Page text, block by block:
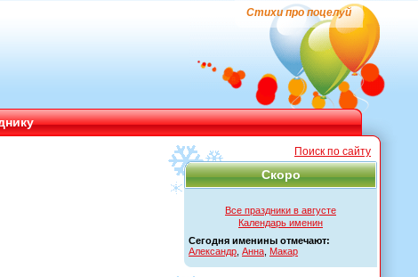
Стихи про поцелуй
Поиск по сайту
Скоро
Все праздники в августе
Календарь именин
Сегодня именины отмечают:
Александр Анна Макар